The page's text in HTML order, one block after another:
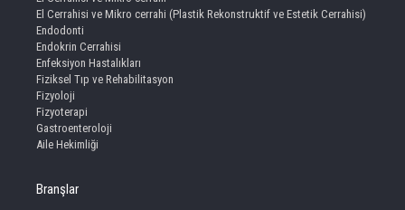
El Cerrahisi ve Mikro cerrahi (Plastik Rekonstruktif ve Estetik Cerrahisi)
Endodonti
Endokrin Cerrahisi
Enfeksiyon Hastalıkları
Fiziksel Tıp ve Rehabilitasyon
Fizyoloji
Fizyoterapi
Gastroenteroloji
Aile Hekimliği
Branşlar